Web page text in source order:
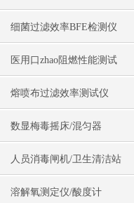
细菌过滤效率BFE检测仪
医用口zhao阻燃性能测试
熔喷布过滤效率测试仪
数显梅毒摇床/混匀器
人员消毒闸机/卫生清洁站
溶解氧测定仪/酸度计